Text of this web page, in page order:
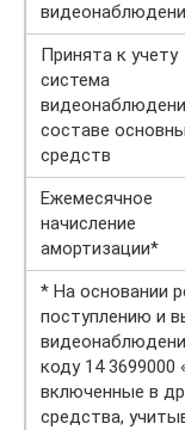
Принята к учету
система
составе
средств
Ежемесячное
начисление
амортизации*
* На основании
поступлению и
коду 14
включенные в
средства,